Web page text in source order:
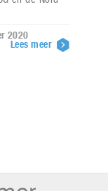
2020
Lees meer